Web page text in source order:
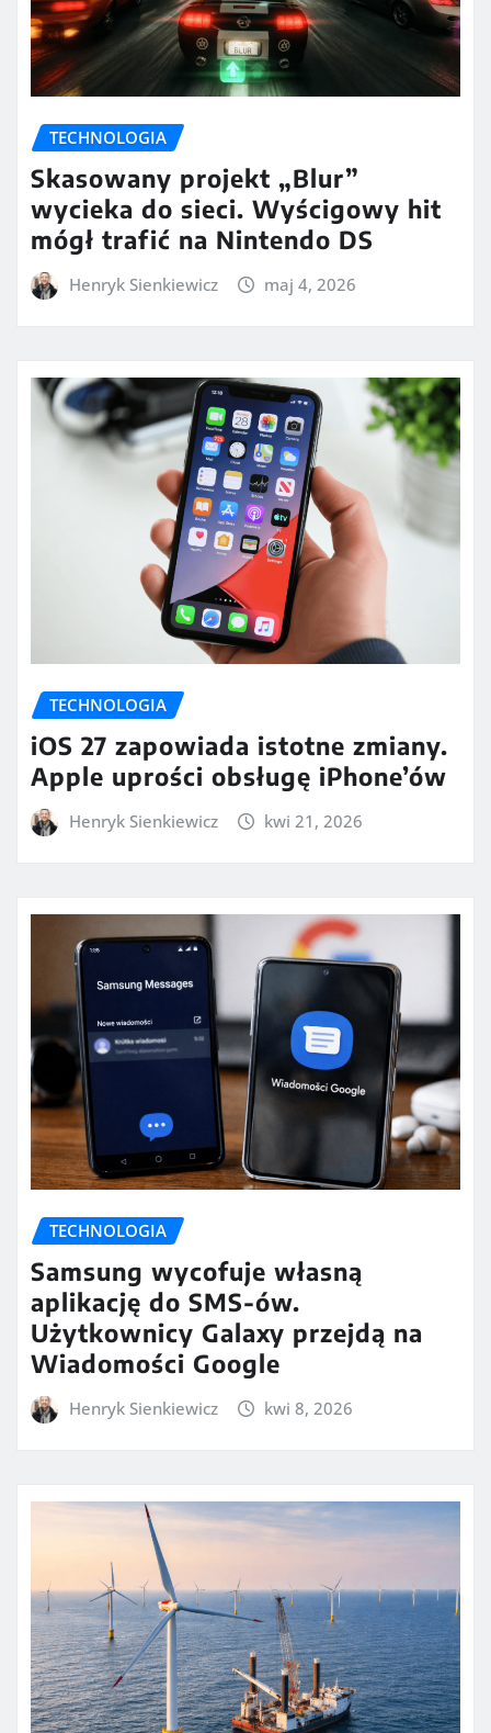
TECHNOLOGIA
Skasowany projekt „Blur”
wycieka do sieci. Wyścigowy hit
mógł trafić na Nintendo DS
Henryk Sienkiewicz maj 4, 2026
TECHNOLOGIA
iOS 27 zapowiada istotne zmiany.
Apple uprości obsługę iPhone’ów
Henryk Sienkiewicz kwi 21, 2026
TECHNOLOGIA
Samsung wycofuje własną
aplikację do SMS-ów.
Użytkownicy Galaxy przejdą na
Wiadomości Google
Henryk Sienkiewicz kwi 8, 2026